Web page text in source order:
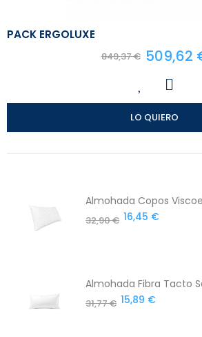
PACK ERGOLUXE
849,37 € 509,62
LO QUIERO
Almohada Copos
32,90 € 16,45 €
Almohada Fibra Tacto
31,77 € 15,89 €